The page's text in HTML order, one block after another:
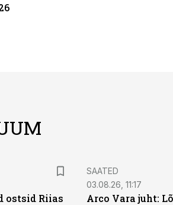
ostsid Riias
SAATED
03.08.26, 11:17
Arco Vara juht: